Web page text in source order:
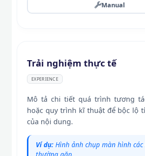
Manual
Trải nghiệm thực tế
EXPERIENCE
Mô tả chi tiết quá trình tương
hoặc quy trình kĩ thuật để bộc lộ
của nội dung.
Ví dụ: Hình ảnh chụp màn hình